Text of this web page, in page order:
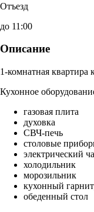
Отъезд
до 11:00
Описание
1-комнатная квартира
Кухонное
газовая плита
духовка
СВЧ-печь
столовые
электрический
холодильник
морозильник
кухонный
обеденный стол